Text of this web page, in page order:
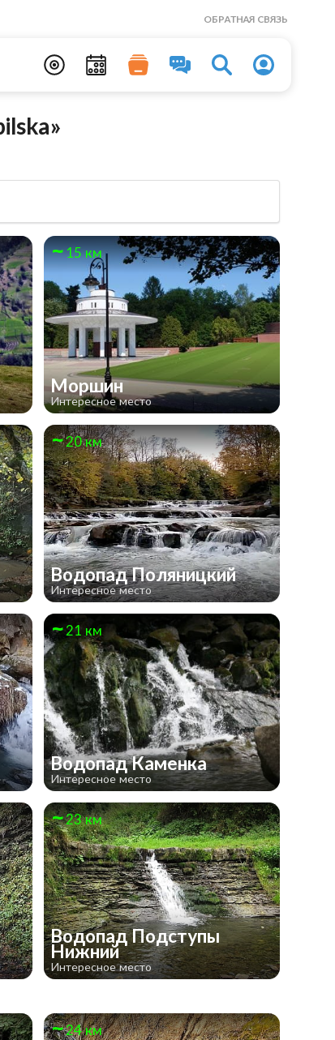
ОБРАТНАЯ СВЯЗЬ
15 км
Моршин
Интересное место
20 км
Водопад Поляницкий
Интересное место
21 км
Водопад Каменка
Интересное место
23 км
Водопад Подступы
Нижний
Интересное место
24 км